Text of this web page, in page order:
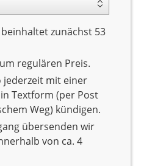
zunächst 53
regulären Preis.
jederzeit mit einer
Textform (per Post
Weg) kündigen.
übersenden wir
von ca. 4